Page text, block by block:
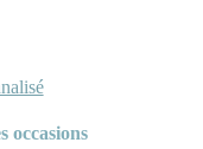
occasions